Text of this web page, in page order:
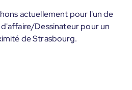
actuellement pour l'un de
Dessinateur pour un
de Strasbourg.